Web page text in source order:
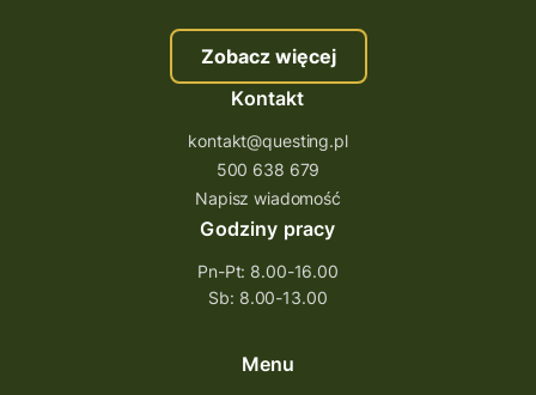
Zobacz więcej
Kontakt
kontakt@questing.pl
500 638 679
Napisz wiadomość
Godziny pracy
Pn-Pt: 8.00-16.00
Sb: 8.00-13.00
Menu